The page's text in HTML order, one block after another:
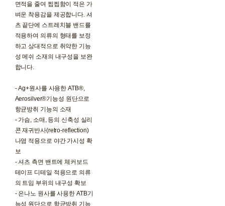
면적을 줄여 찝찝함이 적은 가
벼운 착용감을 제공합니다. 셔
츠 끝단에 스트레치블 밴드를
적용하여 의류의 형태를 보정
하고 상대적으로 취약한 기능
성 메쉬 소재의 내구성을 보완
합니다.
- Ag+원사를 사용한 ATB®,
Aerosilver®기능성 원단으로
항균방취 기능의 소재
- 가슴, 소매, 등의 신축성 실리
콘 재귀반사(retro-reflection)
나염 적용으로 야간 가시성 확
보
- 셔츠 측면 밴트에 체커보드
테이프 디테일 적용으로 의류
의 트임 부위의 내구성 확보
- 은나노 원사를 사용한 ATB기
능성 원단으로 항균방취 기능